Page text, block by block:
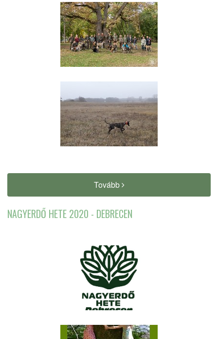
Tovább
NAGYERDŐ HETE 2020 - DEBRECEN